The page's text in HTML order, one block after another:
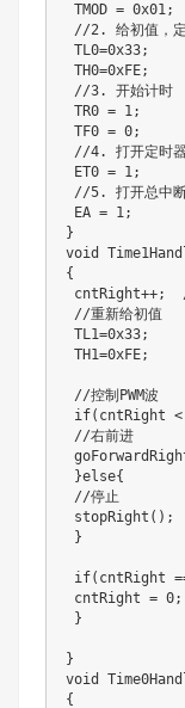
TMOD = 0x01;
//2. 给初值，
TL0=0x33;
TH0=0xFE;
//3. 开始计时
TR0 = 1;
TF0 = 0;
//4. 打开定时
ET0 = 1;
//5. 打开总中
EA = 1;
}
void
{
cntRight++;  //
//重新给初值
TL1=0x33;
TH1=0xFE;
//控制PWM波
if(cntRight <
//右前进
}else{
//停止
stopRight();
}
if(cntRight ==
cntRight = 0;
}
}
void
{